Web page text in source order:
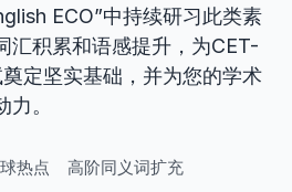
ECO”中持续研习此类素
汇积累和语感提升，为CET-
定坚实基础，并为您的学术
。
热点 高阶同义词扩充